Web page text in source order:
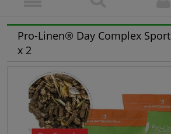
Pro-Linen® Day Complex
x 2